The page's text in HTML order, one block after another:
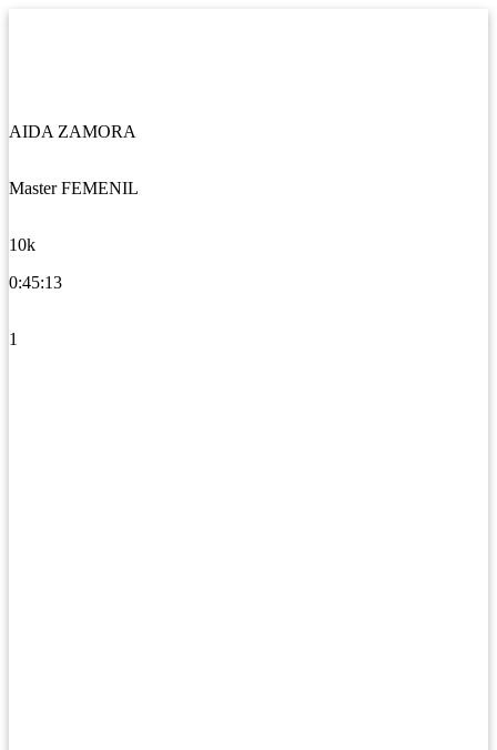
AIDA ZAMORA
Master FEMENIL
10k
0:45:13
1